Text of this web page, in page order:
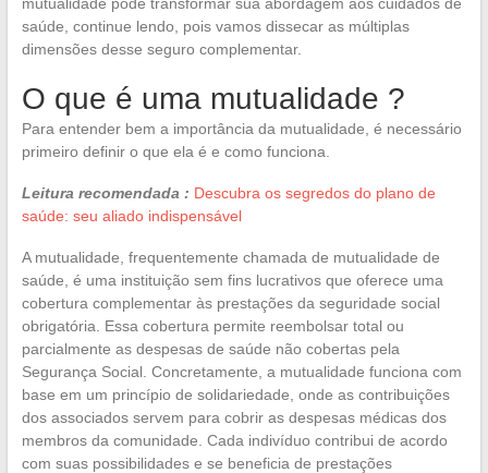
saúde, continue lendo, pois vamos dissecar as múltiplas
dimensões desse seguro complementar.
O que é uma mutualidade ?
Para entender bem a importância da mutualidade, é necessário
primeiro definir o que ela é e como funciona.
Leitura recomendada : Descubra os segredos do plano de
saúde: seu aliado indispensável
A mutualidade, frequentemente chamada de mutualidade de
saúde, é uma instituição sem fins lucrativos que oferece uma
cobertura complementar às prestações da seguridade social
obrigatória. Essa cobertura permite reembolsar total ou
parcialmente as despesas de saúde não cobertas pela
Segurança Social. Concretamente, a mutualidade funciona com
base em um princípio de solidariedade, onde as contribuições
dos associados servem para cobrir as despesas médicas dos
membros da comunidade. Cada indivíduo contribui de acordo
com suas possibilidades e se beneficia de prestações